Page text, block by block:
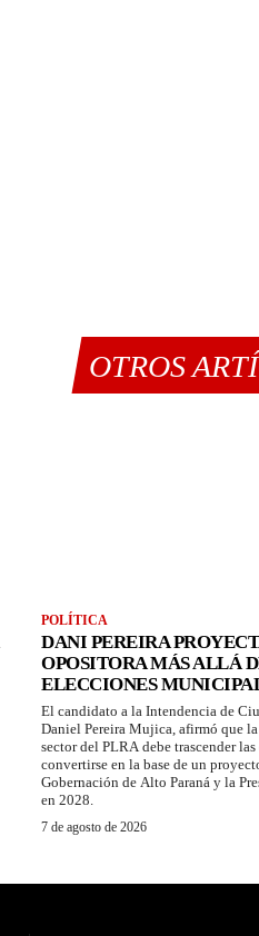
OTROS
POLÍTICA
DANI PEREIRA
OPOSITORA MÁS ALLÁ
ELECCIONES
El candidato a la Intendencia de
Daniel Pereira Mujica, afirmó que
sector del PLRA debe trascender
convertirse en la base de un
Gobernación de Alto Paraná y la
en 2028.
7 de agosto de 2026